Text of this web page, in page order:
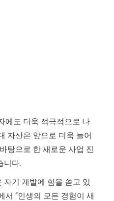
에도 더욱 적극적으로 나
자산은 앞으로 더욱 늘어
탕으로 한 새로운 사업 진
니다.
자기 계발에 힘을 쏟고 있
서 “인생의 모든 경험이 새